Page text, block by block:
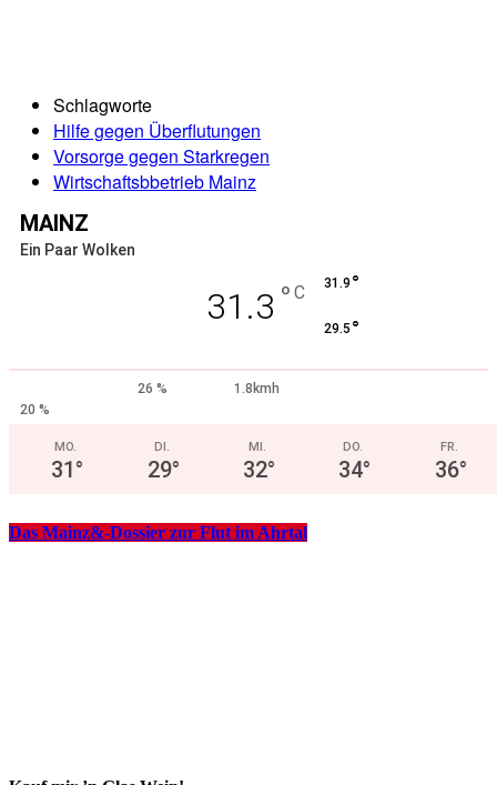
Schlagworte
Hilfe gegen Überflutungen
Vorsorge gegen Starkregen
Wirtschaftsbbetrieb Mainz
MAINZ
Ein Paar Wolken
31.3 ° C 31.9 °
29.5 °
26 %
1.8kmh
20 %
MO.
31°
DI.
29°
MI.
32°
DO.
34°
FR.
36°
Das Mainz&-Dossier zur Flut im Ahrtal